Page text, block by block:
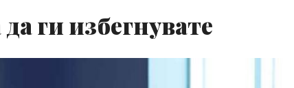
ги избегнувате